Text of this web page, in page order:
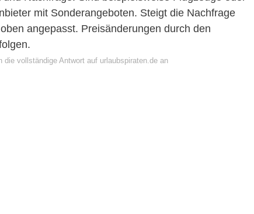
mit Sonderangeboten. Steigt die Nachfrage
angepasst. Preisänderungen durch den
die vollständige Antwort auf urlaubspiraten.de an